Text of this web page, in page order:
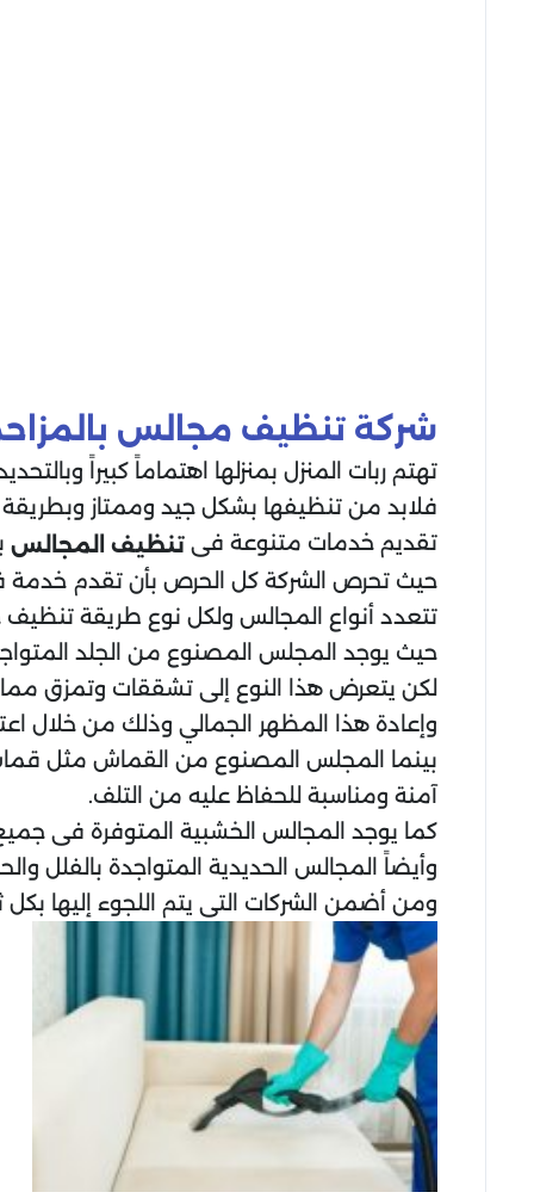
شركة تنظيف مجالس
تهتم ربات المنزل بمنزلها اهتماماً كبيراً
فلابد من تنظيفها بشكل جيد وممتاز
تقديم خدمات متنوعة فى تنظيف المجالس
حيث تحرص الشركة كل الحرص بأن تقدم خدمة
تتعدد أنواع المجالس ولكل نوع طريقة
حيث يوجد المجلس المصنوع من الجلد
لكن يتعرض هذا النوع إلى تشققات وتمزق
وإعادة هذا المظهر الجمالي وذلك من خلال
بينما المجلس المصنوع من القماش مثل
آمنة ومناسبة للحفاظ عليه من التلف.
كما يوجد المجالس الخشبية المتوفرة فى
وأيضاً المجالس الحديدية المتواجدة بالفلل
ومن أضمن الشركات التى يتم اللجوء إليها